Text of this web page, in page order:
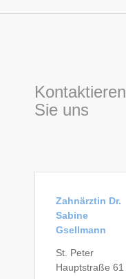
Kontaktieren
Sie uns
Zahnärztin Dr.
Sabine
Gsellmann
St. Peter
Hauptstraße 61